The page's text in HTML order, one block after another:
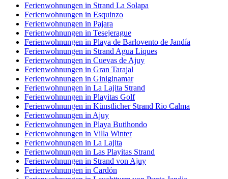
Ferienwohnungen in Strand La Solapa
Ferienwohnungen in Esquinzo
Ferienwohnungen in Pajara
Ferienwohnungen in Tesejerague
Ferienwohnungen in Playa de Barlovento de Jandía
Ferienwohnungen in Strand Agua Liques
Ferienwohnungen in Cuevas de Ajuy
Ferienwohnungen in Gran Tarajal
Ferienwohnungen in Giniginamar
Ferienwohnungen in La Lajita Strand
Ferienwohnungen in Playitas Golf
Ferienwohnungen in Künstlicher Strand Rio Calma
Ferienwohnungen in Ajuy
Ferienwohnungen in Playa Butihondo
Ferienwohnungen in Villa Winter
Ferienwohnungen in La Lajita
Ferienwohnungen in Las Playitas Strand
Ferienwohnungen in Strand von Ajuy
Ferienwohnungen in Cardón